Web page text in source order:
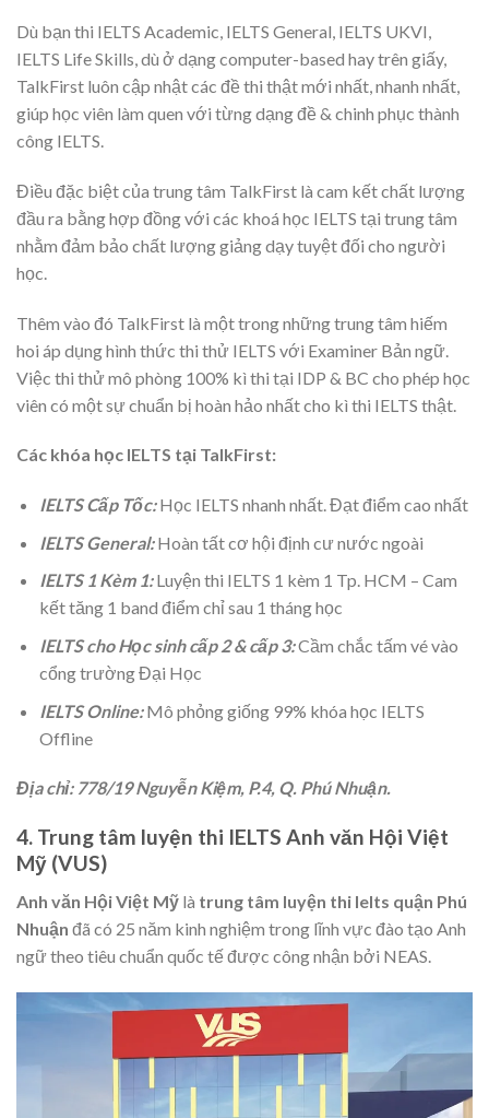
Dù bạn thi IELTS Academic, IELTS General, IELTS UKVI,
IELTS Life Skills, dù ở dạng computer-based hay trên giấy,
TalkFirst luôn cập nhật các đề thi thật mới nhất, nhanh nhất,
giúp học viên làm quen với từng dạng đề & chinh phục thành
công IELTS.
Điều đặc biệt của trung tâm TalkFirst là cam kết chất lượng
đầu ra bằng hợp đồng với các khoá học IELTS tại trung tâm
nhằm đảm bảo chất lượng giảng dạy tuyệt đối cho người
học.
Thêm vào đó TalkFirst là một trong những trung tâm hiếm
hoi áp dụng hình thức thi thử IELTS với Examiner Bản ngữ.
Việc thi thử mô phòng 100% kì thi tại IDP & BC cho phép học
viên có một sự chuẩn bị hoàn hảo nhất cho kì thi IELTS thật.
Các khóa học IELTS tại TalkFirst:
IELTS Cấp Tốc:Học IELTS nhanh nhất. Đạt điểm cao nhất
IELTS General:Hoàn tất cơ hội định cư nước ngoài
IELTS 1 Kèm 1:Luyện thi IELTS 1 kèm 1 Tp. HCM – Cam
kết tăng 1 band điểm chỉ sau 1 tháng học
IELTS cho Học sinh cấp 2 & cấp 3:Cầm chắc tấm vé vào
cổng trường Đại Học
IELTS Online:Mô phỏng giống 99% khóa học IELTS
Offline
Địa chỉ: 778/19 Nguyễn Kiệm, P.4, Q. Phú Nhuận.
4. Trung tâm luyện thi IELTS Anh văn Hội Việt
Mỹ (VUS)
Anh văn Hội Việt Mỹ là trung tâm luyện thi Ielts quận Phú
Nhuận đã có 25 năm kinh nghiệm trong lĩnh vực đào tạo Anh
ngữ theo tiêu chuẩn quốc tế được công nhận bởi NEAS.